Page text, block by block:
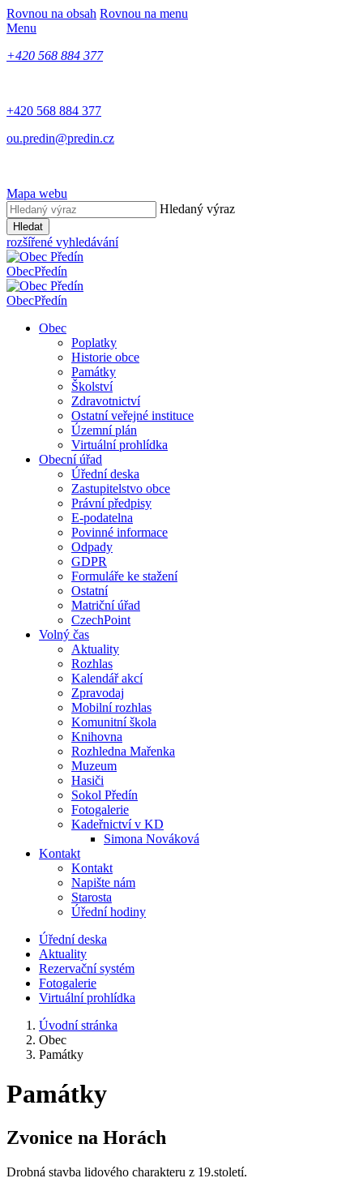
Rovnou na obsah Rovnou na menu
Menu
+420 568 884 377
+420 568 884 377
ou.predin@predin.cz
Mapa webu
Hledaný výraz
Hledat
rozšířené vyhledávání
ObecPředín
ObecPředín
Obec
Poplatky
Historie obce
Památky
Školství
Zdravotnictví
Ostatní veřejné instituce
Územní plán
Virtuální prohlídka
Obecní úřad
Úřední deska
Zastupitelstvo obce
Právní předpisy
E-podatelna
Povinné informace
Odpady
GDPR
Formuláře ke stažení
Ostatní
Matriční úřad
CzechPoint
Volný čas
Aktuality
Rozhlas
Kalendář akcí
Zpravodaj
Mobilní rozhlas
Komunitní škola
Knihovna
Rozhledna Mařenka
Muzeum
Hasiči
Sokol Předín
Fotogalerie
Kadeřnictví v KD
Simona Nováková
Kontakt
Kontakt
Napište nám
Starosta
Úřední hodiny
Úřední deska
Aktuality
Rezervační systém
Fotogalerie
Virtuální prohlídka
Úvodní stránka
Obec
Památky
Památky
Zvonice na Horách
Drobná stavba lidového charakteru z 19.století.